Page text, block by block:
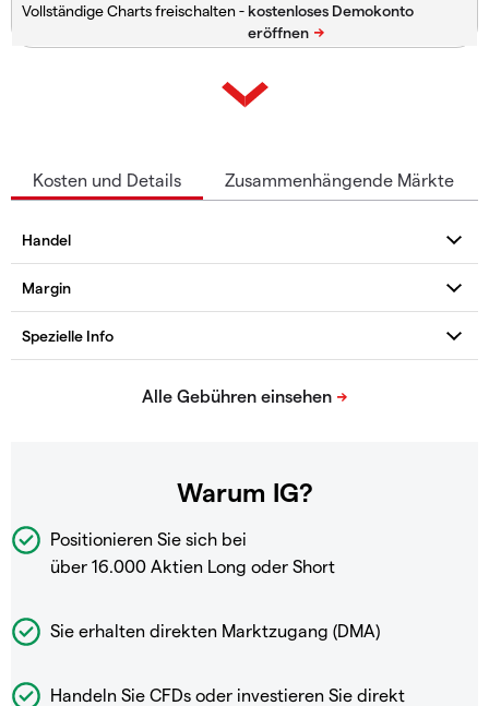
Vollständige Charts freischalten -
Kosten und Details Zusammenhängende Märkte
Warum IG?
Positionieren Sie sich bei
über 16.000 Aktien Long oder Short
Sie erhalten direkten Marktzugang (DMA)
Handeln Sie CFDs oder investieren Sie direkt